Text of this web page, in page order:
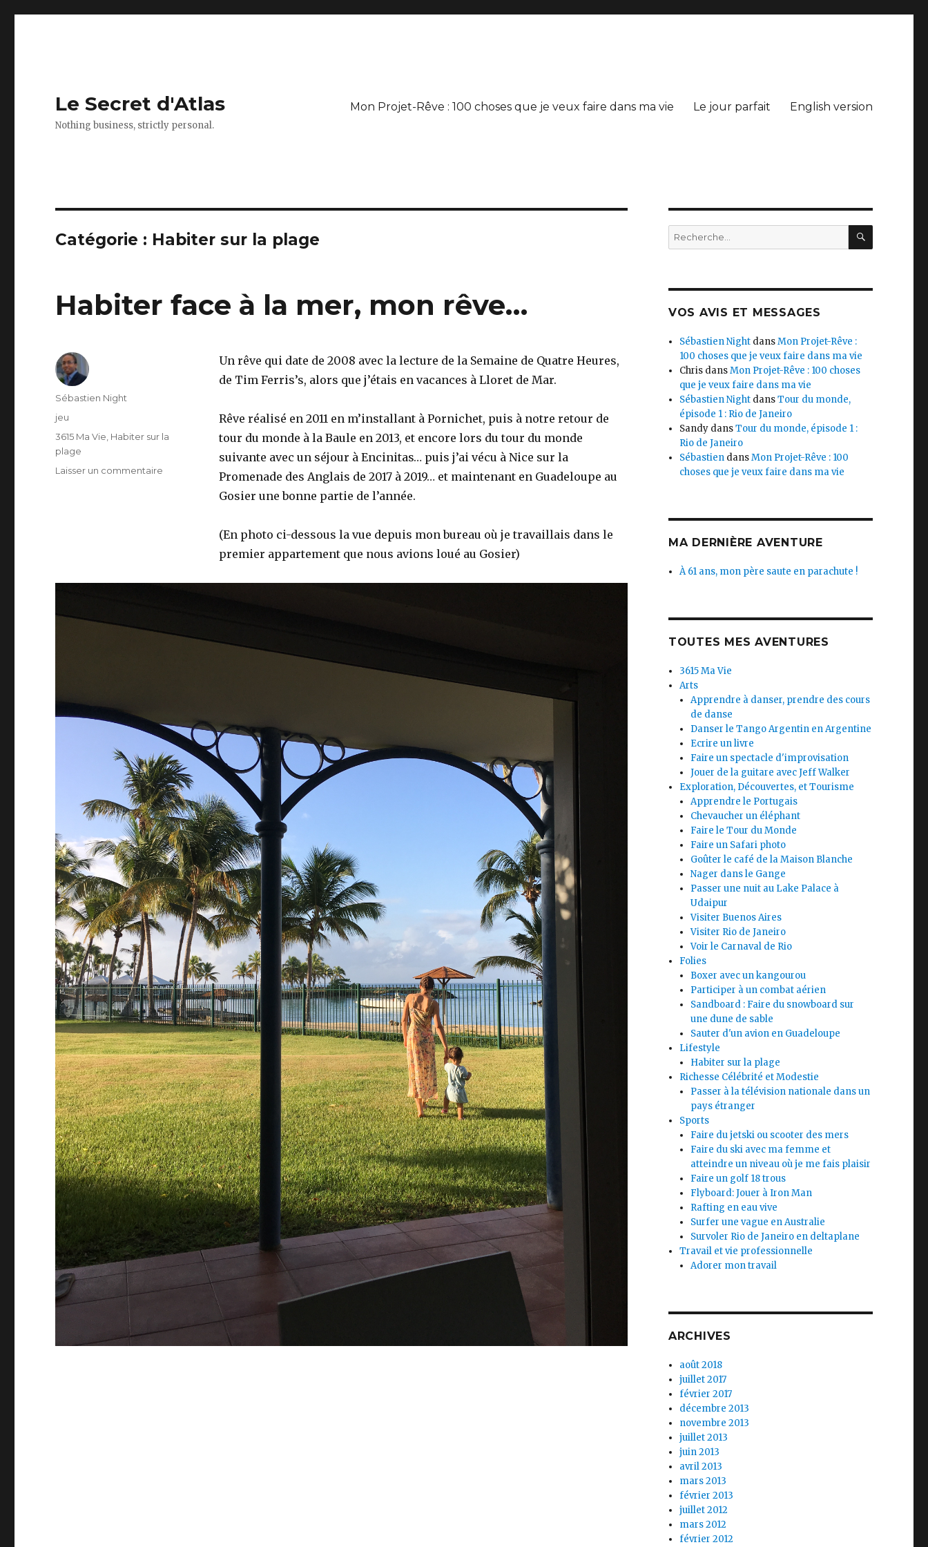
Le Secret d'Atlas
Nothing business, strictly personal.
Mon Projet-Rêve : 100 choses que je veux faire dans ma vie Le jour parfait English version
Catégorie : Habiter sur la plage
Habiter face à la mer, mon rêve…
Un rêve qui date de 2008 avec la lecture de la Semaine de Quatre Heures,
de Tim Ferris’s, alors que j’étais en vacances à Lloret de Mar.
Rêve réalisé en 2011 en m’installant à Pornichet, puis à notre retour de
tour du monde à la Baule en 2013, et encore lors du tour du monde
suivante avec un séjour à Encinitas… puis j’ai vécu à Nice sur la
Promenade des Anglais de 2017 à 2019… et maintenant en Guadeloupe au
Gosier une bonne partie de l’année.
(En photo ci-dessous la vue depuis mon bureau où je travaillais dans le
premier appartement que nous avions loué au Gosier)
Auteur
Sébastien Night
Publié
le
jeu
Catégories
3615 Ma Vie Habiter sur la
plage
Laisser un commentaire
Recherche
pour
VOS AVIS ET MESSAGES
Sébastien Night dansMon Projet-Rêve :
100 choses que je veux faire dans ma vie
Chris dansMon Projet-Rêve : 100 choses
que je veux faire dans ma vie
Sébastien Night dansTour du monde,
épisode 1 : Rio de Janeiro
Sandy dansTour du monde, épisode 1 :
Rio de Janeiro
Sébastien dansMon Projet-Rêve : 100
choses que je veux faire dans ma vie
MA DERNIÈRE AVENTURE
À 61 ans, mon père saute en parachute !
TOUTES MES AVENTURES
3615 Ma Vie
Arts
Apprendre à danser, prendre des cours
de danse
Danser le Tango Argentin en Argentine
Ecrire un livre
Faire un spectacle d'improvisation
Jouer de la guitare avec Jeff Walker
Exploration, Découvertes, et Tourisme
Apprendre le Portugais
Chevaucher un éléphant
Faire le Tour du Monde
Faire un Safari photo
Goûter le café de la Maison Blanche
Nager dans le Gange
Passer une nuit au Lake Palace à
Udaipur
Visiter Buenos Aires
Visiter Rio de Janeiro
Voir le Carnaval de Rio
Folies
Boxer avec un kangourou
Participer à un combat aérien
Sandboard : Faire du snowboard sur
une dune de sable
Sauter d'un avion en Guadeloupe
Lifestyle
Habiter sur la plage
Richesse Célébrité et Modestie
Passer à la télévision nationale dans un
pays étranger
Sports
Faire du jetski ou scooter des mers
Faire du ski avec ma femme et
atteindre un niveau où je me fais plaisir
Faire un golf 18 trous
Flyboard: Jouer à Iron Man
Rafting en eau vive
Surfer une vague en Australie
Survoler Rio de Janeiro en deltaplane
Travail et vie professionnelle
Adorer mon travail
ARCHIVES
août 2018
juillet 2017
février 2017
décembre 2013
novembre 2013
juillet 2013
juin 2013
avril 2013
mars 2013
février 2013
juillet 2012
mars 2012
février 2012